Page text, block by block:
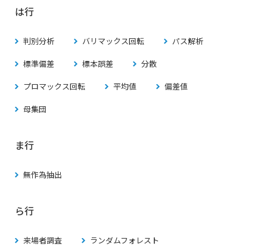
は行
判別分析 バリマックス回転
パス解析
標準偏差
標本誤差
分散
プロマックス回転
平均値
偏差値
母集団
ま行
無作為抽出
ら行
来場者調査 ランダムフォレスト